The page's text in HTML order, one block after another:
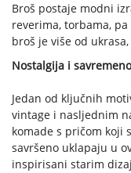
Broš postaje modni
reverima, torbama,
broš je više od
Nostalgija i
Jedan od ključnih
vintage i nasljednim
komade s pričom koji
savršeno uklapaju u
inspirisani starim